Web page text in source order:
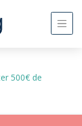
500€ de